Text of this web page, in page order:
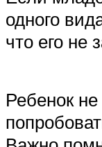
одного
что его не
Ребенок